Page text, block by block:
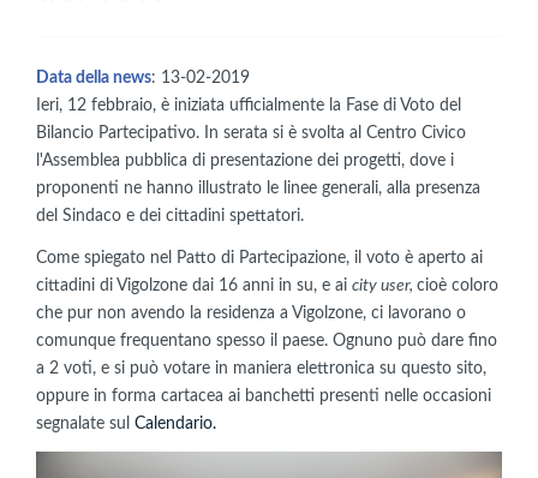
Data della news: 13-02-2019
Ieri, 12 febbraio, è iniziata ufficialmente la Fase di Voto del
Bilancio Partecipativo. In serata si è svolta al Centro Civico
l'Assemblea pubblica di presentazione dei progetti, dove i
proponenti ne hanno illustrato le linee generali, alla presenza
del Sindaco e dei cittadini spettatori.
Come spiegato nel Patto di Partecipazione, il voto è aperto ai
cittadini di Vigolzone dai 16 anni in su, e ai city user, cioè coloro
che pur non avendo la residenza a Vigolzone, ci lavorano o
comunque frequentano spesso il paese. Ognuno può dare fino
a 2 voti, e si può votare in maniera elettronica su questo sito,
oppure in forma cartacea ai banchetti presenti nelle occasioni
segnalate sul Calendario.